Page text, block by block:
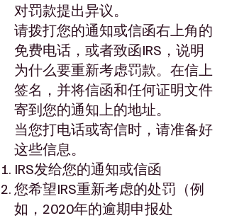
对罚款提出异议。
请拨打您的通知或信函右上角的
免费电话，或者致函IRS，说明
为什么要重新考虑罚款。在信上
签名，并将信函和任何证明文件
寄到您的通知上的地址。
当您打电话或寄信时，请准备好
这些信息。
IRS发给您的通知或信函
您希望IRS重新考虑的处罚（例
如，2020年的逾期申报处